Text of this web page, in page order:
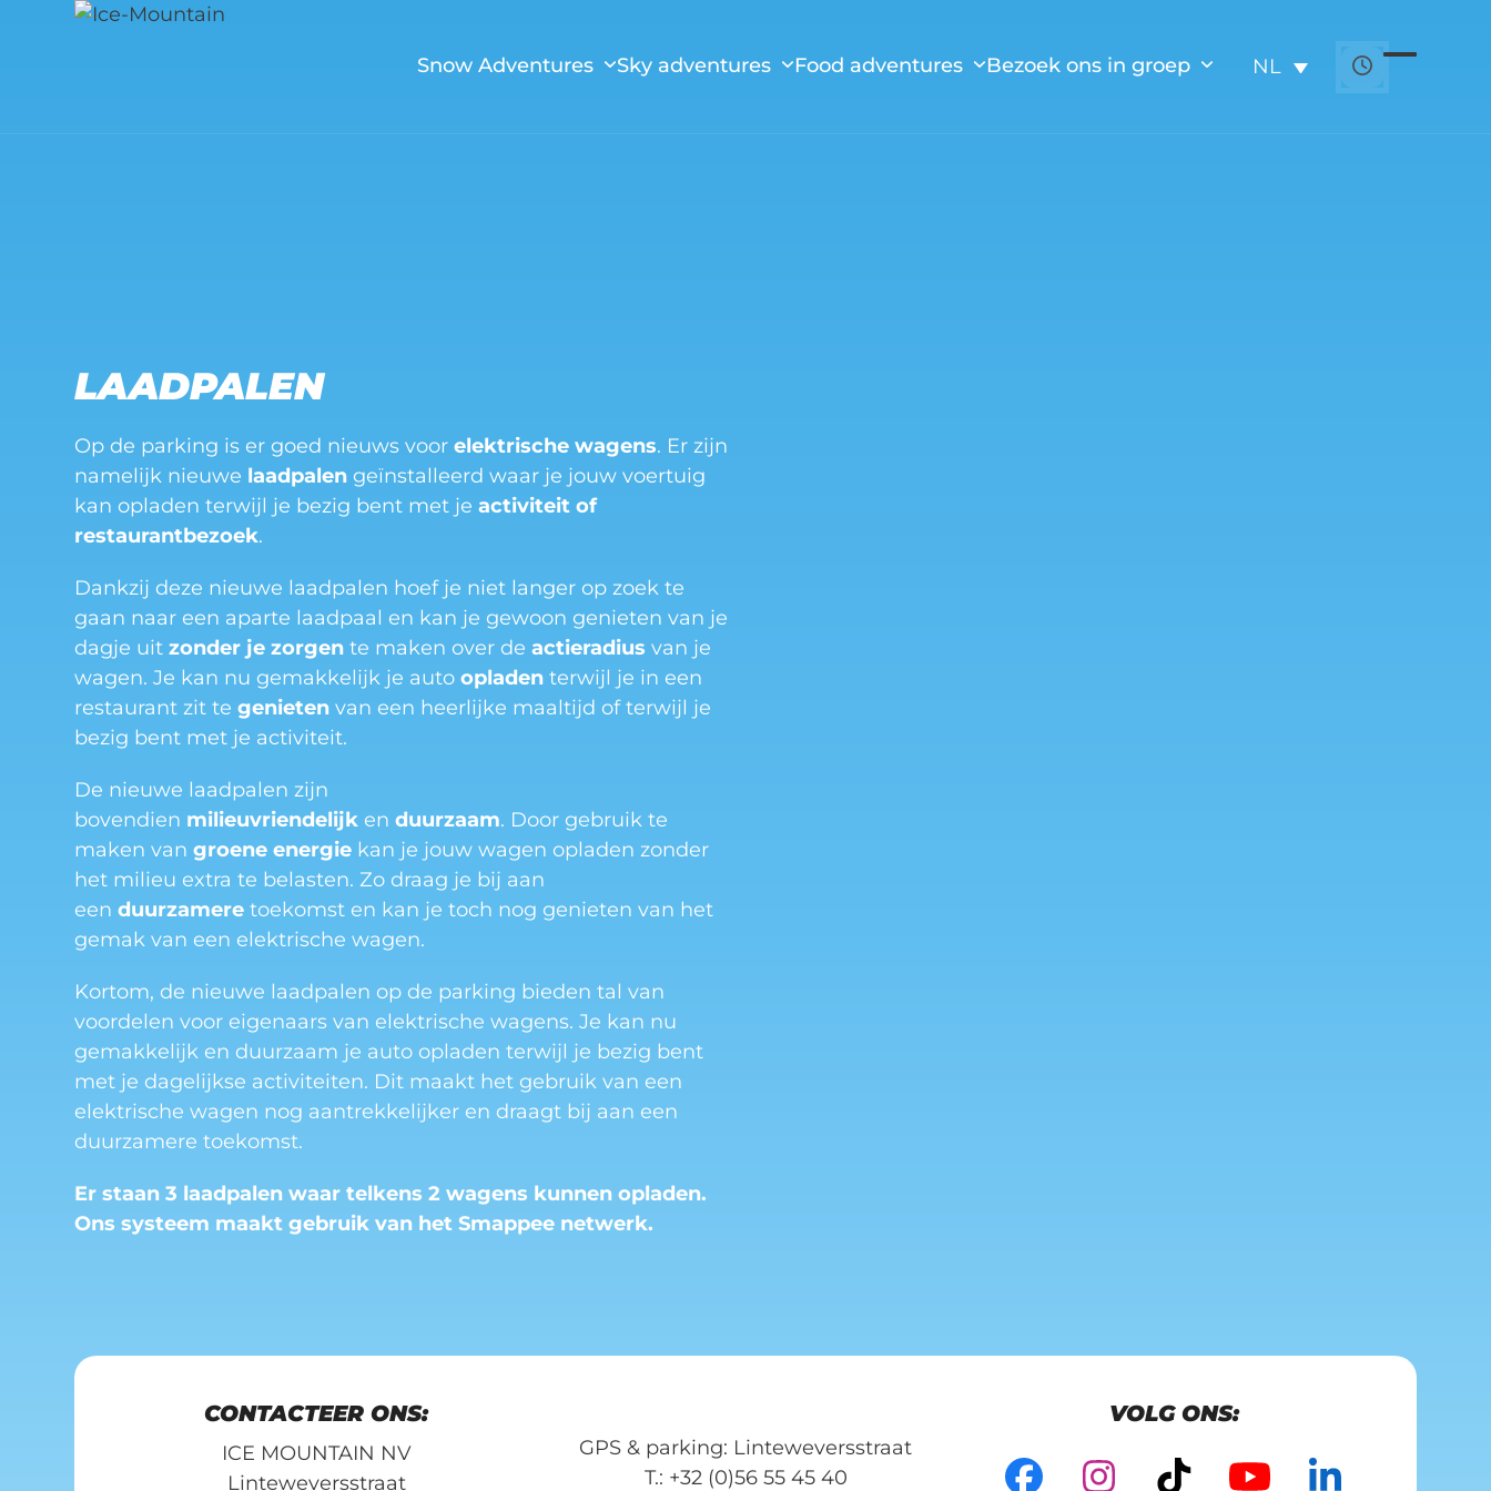
Snow Adventures Sky adventures Food adventures Bezoek ons in groep NL
LAADPALEN
Op de parking is er goed nieuws voorelektrische wagens. Er zijn
namelijk nieuwe laadpalen geïnstalleerd waar je jouw voertuig
kan opladen terwijl je bezig bent met jeactiviteit of
restaurantbezoek.
Dankzij deze nieuwe laadpalen hoef je niet langer op zoek te
gaan naar een aparte laadpaal en kan je gewoon genieten van je
dagje uitzonder je zorgen te maken over deactieradiusvan je
wagen. Je kan nu gemakkelijk je autoopladenterwijl je in een
restaurant zit tegenietenvan een heerlijke maaltijd of terwijl je
bezig bent met je activiteit.
De nieuwe laadpalen zijn
bovendien milieuvriendelijk enduurzaam. Door gebruik te
maken vangroene energie kan je jouw wagen opladen zonder
het milieu extra te belasten. Zo draag je bij aan
eenduurzameretoekomst en kan je toch nog genieten van het
gemak van een elektrische wagen.
Kortom, de nieuwe laadpalen op de parking bieden tal van
voordelen voor eigenaars van elektrische wagens. Je kan nu
gemakkelijk en duurzaam je auto opladen terwijl je bezig bent
met je dagelijkse activiteiten. Dit maakt het gebruik van een
elektrische wagen nog aantrekkelijker en draagt bij aan een
duurzamere toekomst.
Er staan 3 laadpalen waar telkens 2 wagens kunnen opladen.
Ons systeem maakt gebruik van het Smappee netwerk.
CONTACTEER ONS:
ICE MOUNTAIN NV
Linteweversstraat
GPS & parking: Linteweversstraat
T.: +32 (0)56 55 45 40
VOLG ONS: